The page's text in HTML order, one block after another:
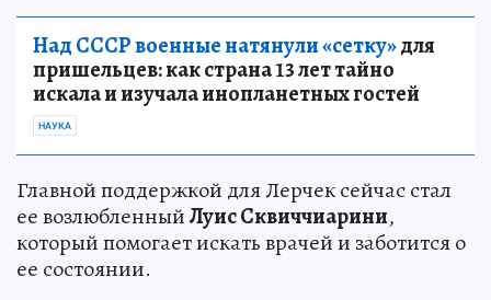
Над СССР военные натянули «сетку»для
пришельцев: как страна 13 лет тайно
искала и изучала инопланетных гостей
НАУКА
Главной поддержкой для Лерчек сейчас стал
ее возлюбленныйЛуис Сквиччиарини,
который помогает искать врачей и заботится о
ее состоянии.